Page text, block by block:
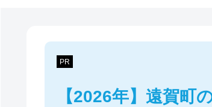
PR
【2026年】遠賀町